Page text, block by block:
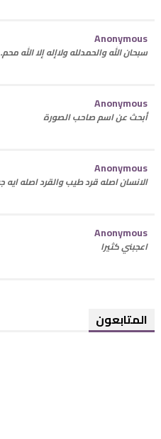
Anonymous
سبحان الله والحمدلله ولاإله إلا الله
Anonymous
أبحث عن اسم صاحب الصورة
Anonymous
الانسان اصله قرد طيب والقرد اصله ايه
Anonymous
اعجبني كثيرا
المتابعون